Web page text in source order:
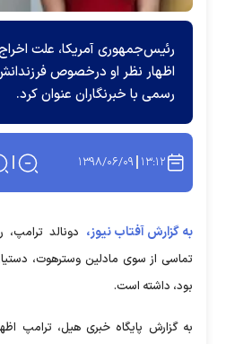
رئیس‌جمهوری آمریکا، علت
اظهار نظر او درخصوص
رسمی با خبرنگاران عنوان کرد.
۱۳:۱۲ ۱۳۹۸/۰۶/۰۹
به گزارش آفتاب نیوز، دونالد
تماسی از سوی مادلین وسترهوت،
بود، داشته است.
به گزارش پایگاه خبری هیل، ترامپ